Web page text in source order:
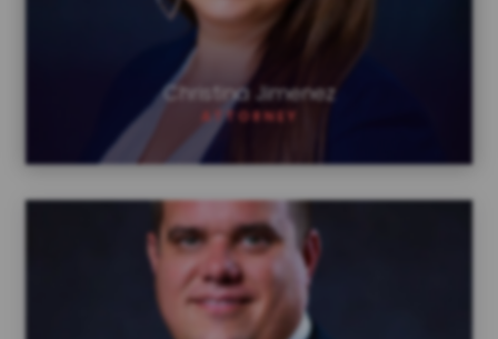
Christina Jimenez
ATTORNEY
Christina Jimenez